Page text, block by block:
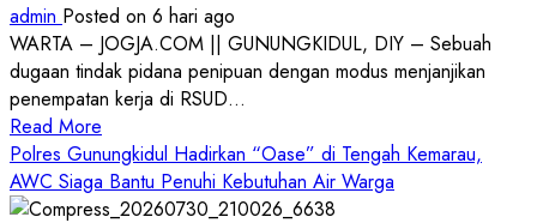
admin Posted on 6 hari ago
WARTA – JOGJA.COM || GUNUNGKIDUL, DIY – Sebuah
dugaan tindak pidana penipuan dengan modus menjanjikan
penempatan kerja di RSUD...
Read More
more
about
Dugaan
Polres Gunungkidul Hadirkan “Oase” di Tengah Kemarau,
AWC Siaga Bantu Penuhi Kebutuhan Air Warga